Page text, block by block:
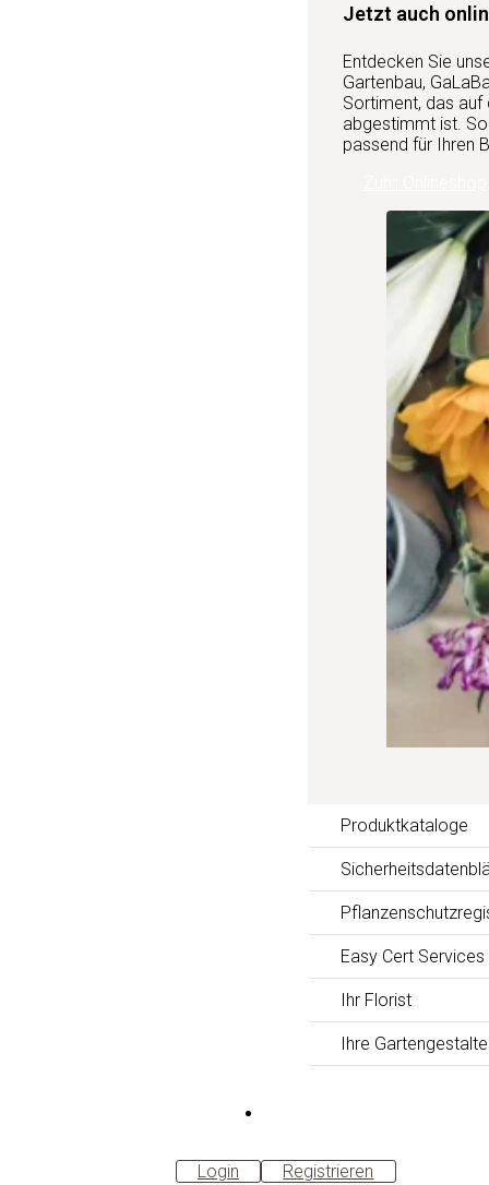
Jetzt auch
Entdecken Sie
Gartenbau,
Sortiment, das
abgestimmt ist.
passend für Ihren
Produktkataloge
Easy Cert Services
Ihr Florist
Ihre
Login
Registrieren